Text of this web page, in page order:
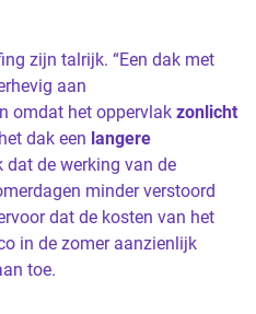
zijn talrijk. “Een dak met
aan
omdat het oppervlak zonlicht
dak een langere
dat de werking van de
minder verstoord
dat de kosten van het
in de zomer aanzienlijk
toe.